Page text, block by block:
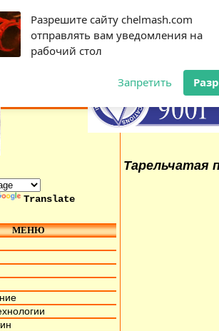
Разрешите сайту chelmash.com
отправлять вам уведомления на
рабочий стол
Запретить
Translate
МЕНЮ
Тарельчатая
2015г. Мы находимся на ул.